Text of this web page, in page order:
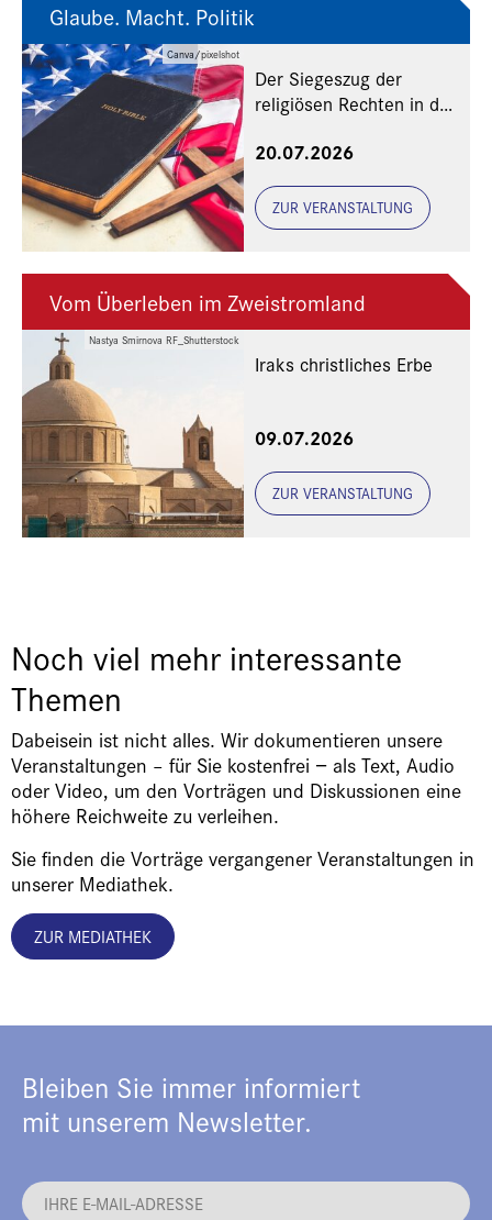
Canva/pixelshot
Glaube. Macht. Politik
Der Siegeszug der
religiösen Rechten in den
20.07.2026
ZUR VERANSTALTUNG
Nastya Smirnova RF_Shutterstock
Vom Überleben im Zweistromland
Iraks christliches Erbe
Freunde und Gönner
09.07.2026
ZUR VERANSTALTUNG
Noch viel mehr interessante
Themen
Dabeisein ist nicht alles. Wir dokumentieren unsere
Veranstaltungen – für Sie kostenfrei − als Text, Audio
oder Video, um den Vorträgen und Diskussionen eine
höhere Reichweite zu verleihen.
Sie finden die Vorträge vergangener Veranstaltungen in
unserer Mediathek.
ZUR MEDIATHEK
Bleiben Sie immer informiert
mit unserem Newsletter.